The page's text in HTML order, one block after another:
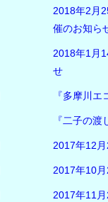
2018年2月
催のお知ら
2018年1月
せ
『多摩川
『二子の
2017年12
2017年10
2017年11